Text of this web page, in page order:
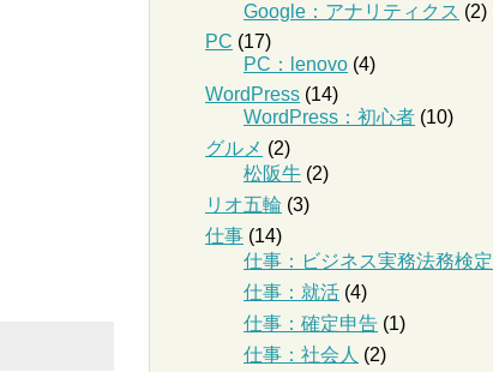
Google：アナリティクス (2)
PC (17)
PC：lenovo (4)
WordPress (14)
WordPress：初心者 (10)
グルメ (2)
松阪牛 (2)
リオ五輪 (3)
仕事 (14)
仕事：ビジネス実務法務検定
仕事：就活 (4)
仕事：確定申告 (1)
仕事：社会人 (2)